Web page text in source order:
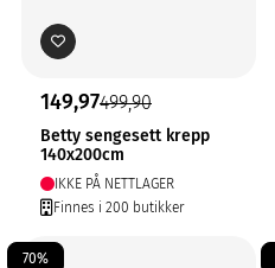
149,97499,90
Betty sengesett krepp
140x200cm
IKKE PÅ NETTLAGER
Finnes i 200 butikker
70%